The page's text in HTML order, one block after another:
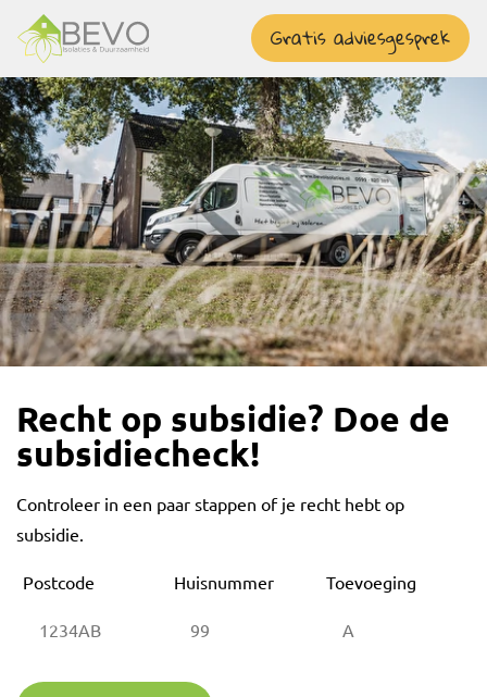
overslaan
Gratis adviesgesprek
Recht op subsidie? Doe de
subsidiecheck!
Controleer in een paar stappen of je recht hebt op
subsidie.
Postcode Huisnummer Toevoeging